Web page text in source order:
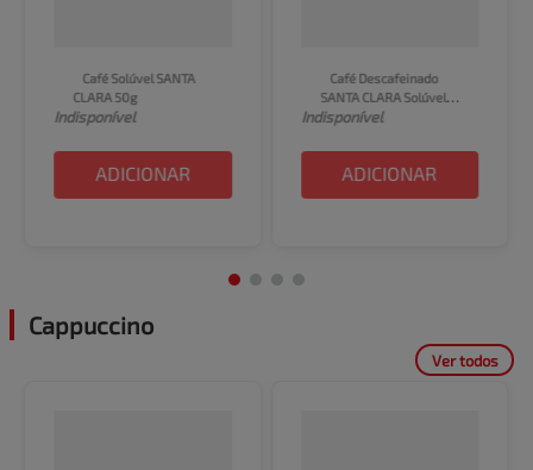
Café Solúvel SANTA
CLARA 50g
Indisponível
ADICIONAR
Café Descafeinado
SANTA CLARA Solúvel
50g
Indisponível
ADICIONAR
Cappuccino
Ver todos